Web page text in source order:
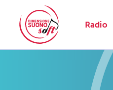
Radio